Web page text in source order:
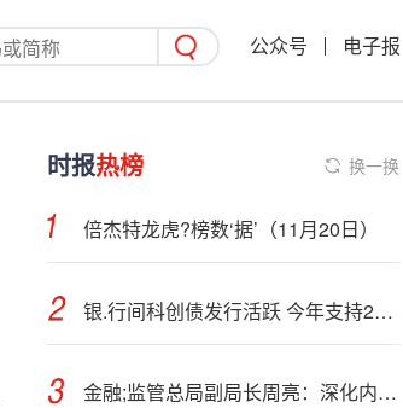
公众号 电子报
时报热榜 换一换
倍杰特龙虎?榜数‘据’（11月20日）
银.行间科创债发行活跃 今年支持276家企业融资超5300亿元
金融;监管总局副局长周亮：深化内地与香港金融合作，巩固提升香港国际金融中心地位